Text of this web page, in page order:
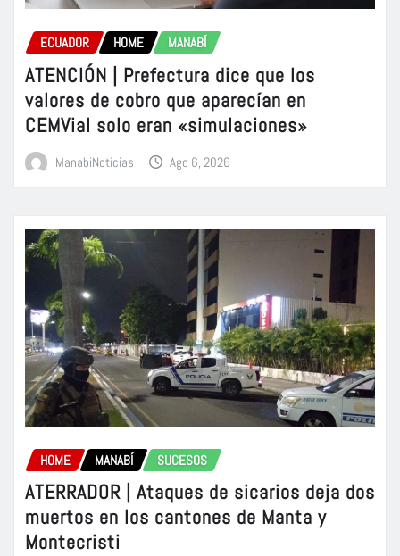
ECUADOR HOME MANABÍ
ATENCIÓN | Prefectura dice que los
valores de cobro que aparecían en
CEMVial solo eran «simulaciones»
ManabiNoticias Ago 6, 2026
HOME MANABÍ SUCESOS
ATERRADOR | Ataques de sicarios deja dos
muertos en los cantones de Manta y
Montecristi